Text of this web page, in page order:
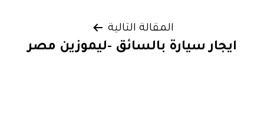
المقالة التالية
ايجار سيارة بالسائق -ليموزين مصر